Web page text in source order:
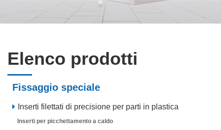
Elenco prodotti
Fissaggio speciale
Inserti filettati di precisione per parti in plastica
Inserti per picchettamento a caldo